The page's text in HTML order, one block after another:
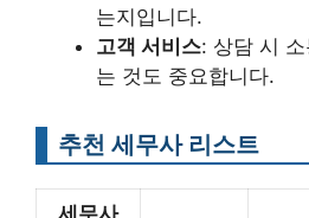
는지입니다.
고객 서비스: 상담 시
는 것도 중요합니다.
추천 세무사 리스트
세무사